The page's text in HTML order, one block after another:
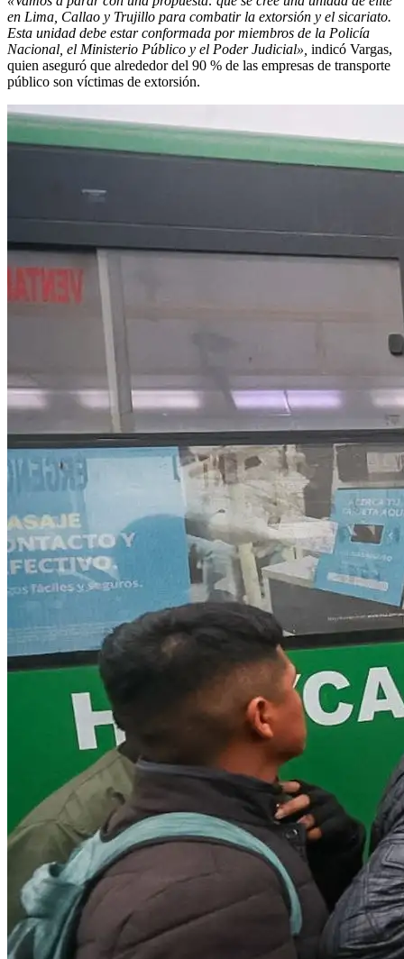
en Lima, Callao y Trujillo para combatir la extorsión y el sicariato.
Esta unidad debe estar conformada por miembros de la Policía
Nacional, el Ministerio Público y el Poder Judicial», indicó Vargas,
quien aseguró que alrededor del 90 % de las empresas de transporte
público son víctimas de extorsión.